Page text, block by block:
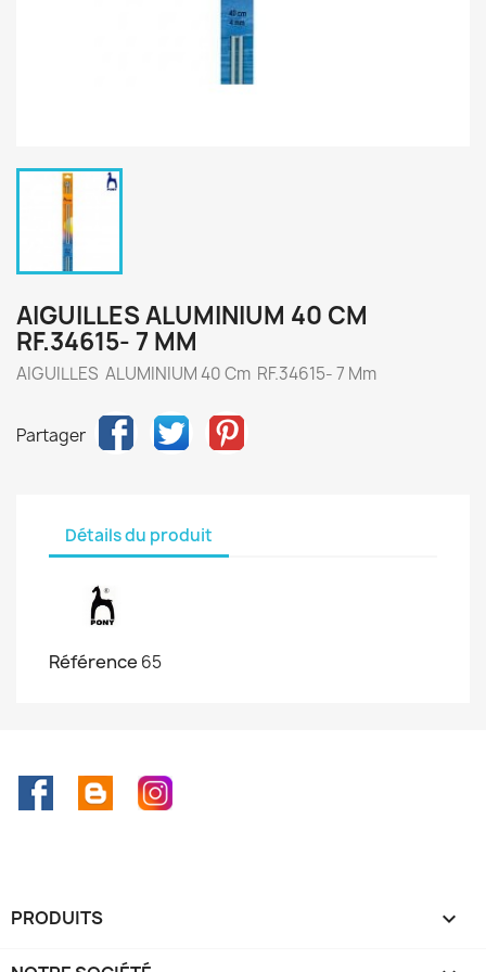
AIGUILLES ALUMINIUM 40 CM
RF.34615- 7 MM
AIGUILLES ALUMINIUM 40 Cm RF.34615- 7 Mm
Partager
Détails du produit
Référence 65
FacebookRss Instagram
PRODUITS 